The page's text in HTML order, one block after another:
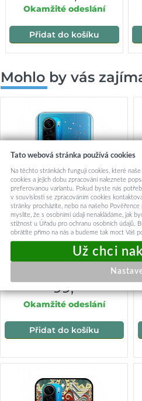
Okamžité odeslání
Přidat do košíku
Mohlo by vás
Zadní silikonový kryt na
Xiaomi Poco F3 Blossom
99,-
Okamžité odeslání
Přidat do košíku
Tato webová stránka používá cookies
Na těchto stránkách fungují cookies, které
cookies a jejich dobu zpracování naleznete
preferovanou variantu. Pokud byste nás
v souvislosti se zpracováním cookies
stránky procházíte, nebo na našeho
myslíte, že s osobními údaji nenakládáme, jak
stížnost u Úřadu pro ochranu osobních údajů.
obrátíte přímo na nás a budeme tak moct Váš